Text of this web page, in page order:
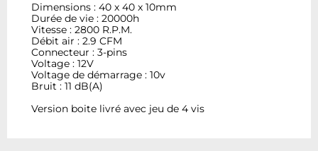
Dimensions : 40 x 40 x 10mm
Durée de vie : 20000h
Vitesse : 2800 R.P.M.
Débit air : 2.9 CFM
Connecteur : 3-pins
Voltage : 12V
Voltage de démarrage : 10v
Bruit : 11 dB(A)
Version boite livré avec jeu de 4 vis